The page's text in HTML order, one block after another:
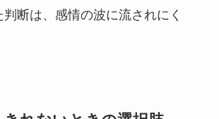
断は、感情の波に流されにく